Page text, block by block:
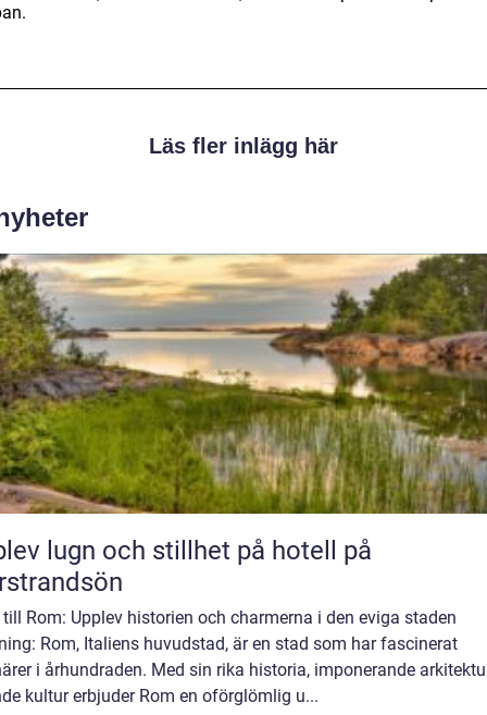
Läs fler inlägg här
lugn och stillhet på hotell på
till Rom: Upplev historien och charmerna i den eviga staden
Rom, Italiens huvudstad, är en stad som har fascinerat
i århundraden. Med sin rika historia, imponerande
kultur erbjuder Rom en oförglömlig u...